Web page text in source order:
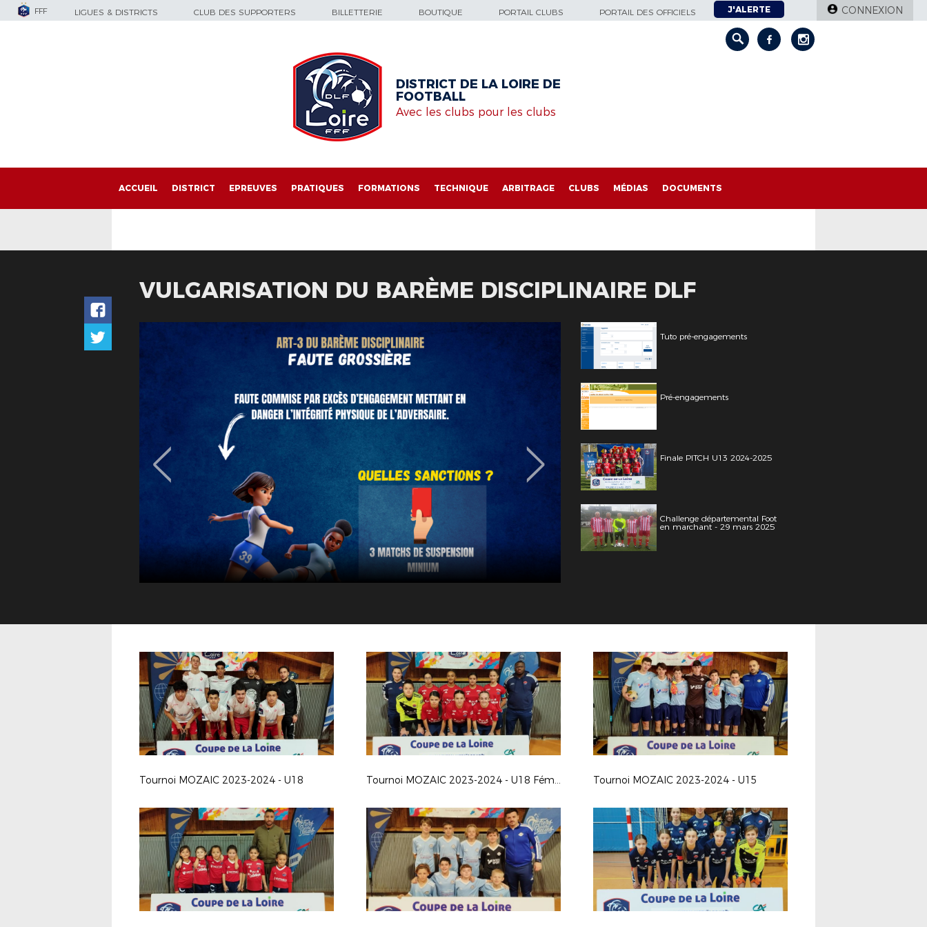
FFF LIGUES & DISTRICTS CLUB DES SUPPORTERS BILLETTERIE BOUTIQUE PORTAIL CLUBS PORTAIL DES OFFICIELS J'ALERTE CONNEXION
DISTRICT DE LA LOIRE DE
FOOTBALL
Avec les clubs pour les clubs
ACCUEIL DISTRICT EPREUVES PRATIQUES FORMATIONS TECHNIQUE ARBITRAGE CLUBS MÉDIAS DOCUMENTS
VULGARISATION DU BARÈME DISCIPLINAIRE DLF
Tuto pré-engagements
Pré-engagements
Finale PITCH U13 2024-2025
Challenge départemental Foot
en marchant - 29 mars 2025
Tournoi MOZAIC 2023-2024 - U18 Tournoi MOZAIC 2023-2024 - U18 Féminines Tournoi MOZAIC 2023-2024 - U15